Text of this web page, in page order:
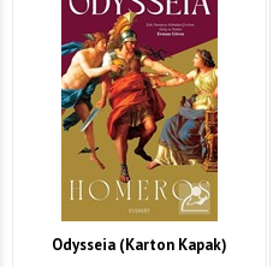
Odysseia (Karton Kapak)